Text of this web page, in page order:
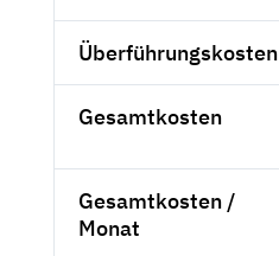
Überführungskosten
Gesamtkosten
Gesamtkosten /
Monat